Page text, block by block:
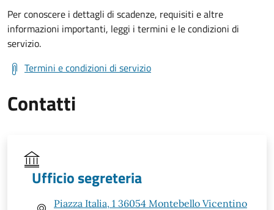
Per conoscere i dettagli di scadenze, requisiti e altre
informazioni importanti, leggi i termini e le condizioni di
servizio.
Termini e condizioni di servizio
Contatti
Ufficio segreteria
Piazza Italia, 1 36054 Montebello Vicentino